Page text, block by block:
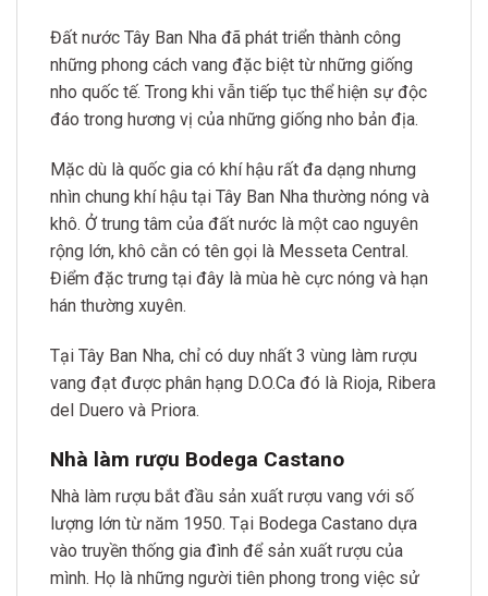
Đất nước Tây Ban Nha đã phát triển thành công
những phong cách vang đặc biệt từ những giống
nho quốc tế. Trong khi vẫn tiếp tục thể hiện sự độc
đáo trong hương vị của những giống nho bản địa.
Mặc dù là quốc gia có khí hậu rất đa dạng nhưng
nhìn chung khí hậu tại Tây Ban Nha thường nóng và
khô. Ở trung tâm của đất nước là một cao nguyên
rộng lớn, khô cằn có tên gọi là Messeta Central.
Điểm đặc trưng tại đây là mùa hè cực nóng và hạn
hán thường xuyên.
Tại Tây Ban Nha, chỉ có duy nhất 3 vùng làm rượu
vang đạt được phân hạng D.O.Ca đó là Rioja, Ribera
del Duero và Priora.
Nhà làm rượu Bodega Castano
Nhà làm rượu bắt đầu sản xuất rượu vang với số
lượng lớn từ năm 1950. Tại Bodega Castano dựa
vào truyền thống gia đình để sản xuất rượu của
mình. Họ là những người tiên phong trong việc sử